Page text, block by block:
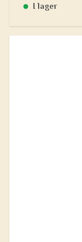
I lager